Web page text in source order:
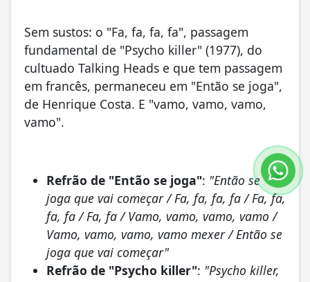
Sem sustos: o "Fa, fa, fa, fa", passagem
fundamental de "Psycho killer" (1977), do
cultuado Talking Heads e que tem passagem
em francês, permaneceu em "Então se joga",
de Henrique Costa. E "vamo, vamo, vamo,
vamo".
Refrão de "Então se joga": "Então se
joga que vai começar / Fa, fa, fa, fa / Fa, fa,
fa, fa / Fa, fa / Vamo, vamo, vamo, vamo /
Vamo, vamo, vamo, vamo mexer / Então se
joga que vai começar"
Refrão de "Psycho killer": "Psycho killer,